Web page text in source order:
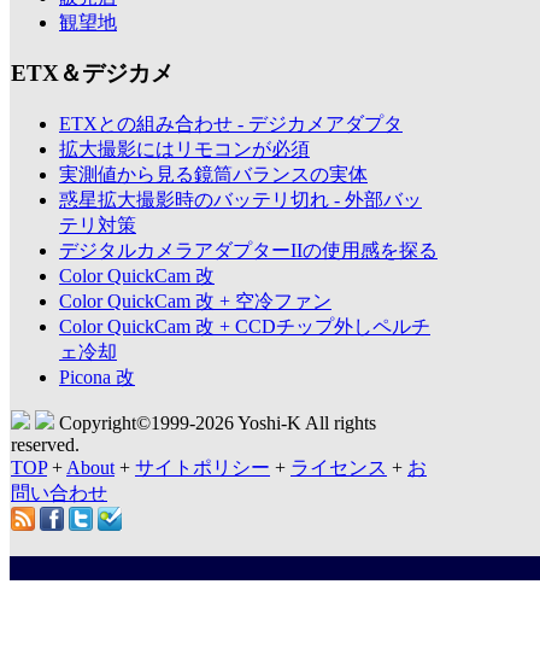
観望地
ETX＆デジカメ
ETXとの組み合わせ - デジカメアダプタ
拡大撮影にはリモコンが必須
実測値から見る鏡筒バランスの実体
惑星拡大撮影時のバッテリ切れ - 外部バッ
テリ対策
デジタルカメラアダプターIIの使用感を探る
Color QuickCam 改
Color QuickCam 改 + 空冷ファン
Color QuickCam 改 + CCDチップ外しペルチ
ェ冷却
Picona 改
Copyright©1999-2026 Yoshi-K All rights
reserved.
TOP+ About + サイトポリシー + ライセンス + お
問い合わせ